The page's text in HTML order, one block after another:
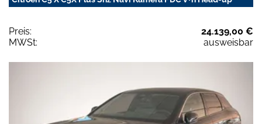
Preis:
24.139,00 €
MWSt:
ausweisbar